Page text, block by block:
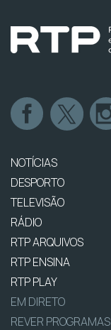
NOTÍCIAS
DESPORTO
TELEVISÃO
RÁDIO
RTP ARQUIVOS
RTP ENSINA
RTP PLAY
EM DIRETO
REVER PROGRAMAS